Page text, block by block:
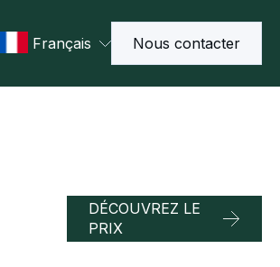
Français Nous contacter
DÉCOUVREZ LE
PRIX